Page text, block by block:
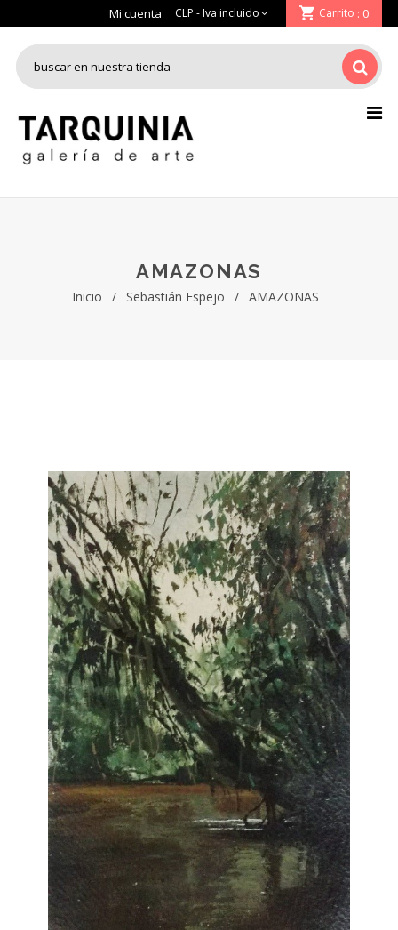
Mi cuenta Carrito : 0
AMAZONAS
Inicio / Sebastián Espejo / AMAZONAS